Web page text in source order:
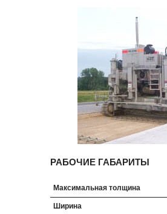
РАБОЧИЕ ГАБАРИТЫ
Максимальная толщина
Ширина